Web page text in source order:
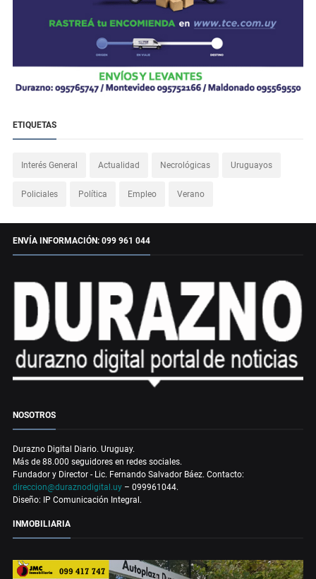
ETIQUETAS
Interés General Actualidad Necrológicas Uruguayos
Policiales Política Empleo Verano
ENVÍA INFORMACIÓN: 099 961 044
NOSOTROS
Durazno Digital Diario. Uruguay.
Más de 88.000 seguidores en redes sociales.
Fundador y Director - Lic. Fernando Salvador Báez. Contacto:
direccion@duraznodigital.uy – 099961044.
Diseño: IP Comunicación Integral.
INMOBILIARIA